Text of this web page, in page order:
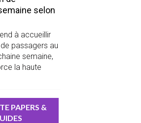
selon
à accueillir
de passagers au
semaine,
la haute
PAPERS &